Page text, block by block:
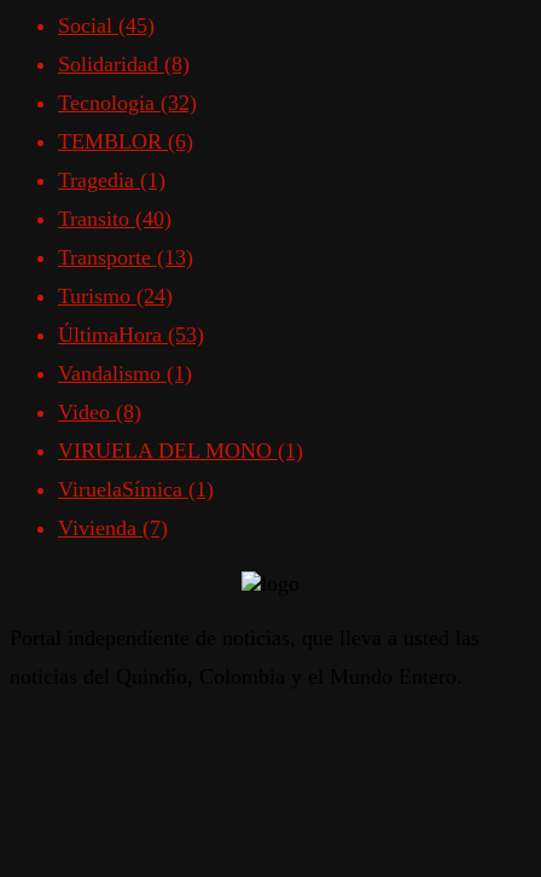
Social (45)
Solidaridad (8)
Tecnologia (32)
TEMBLOR (6)
Tragedia (1)
Transito (40)
Transporte (13)
Turismo (24)
ÚltimaHora (53)
Vandalismo (1)
Video (8)
VIRUELA DEL MONO (1)
ViruelaSímica (1)
Vivienda (7)